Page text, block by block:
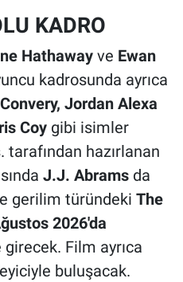
KADRO
Hathawayve Ewan
kadrosunda ayrıca
Jordan Alexa
Coygibi isimler
tarafından hazırlanan
J.J. Abramsda
gerilim türündeki The
2026'da
Film ayrıca
buluşacak.